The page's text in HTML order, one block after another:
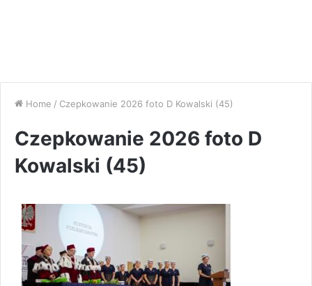
Home / Czepkowanie 2026 foto D Kowalski (45)
Czepkowanie 2026 foto D
Kowalski (45)